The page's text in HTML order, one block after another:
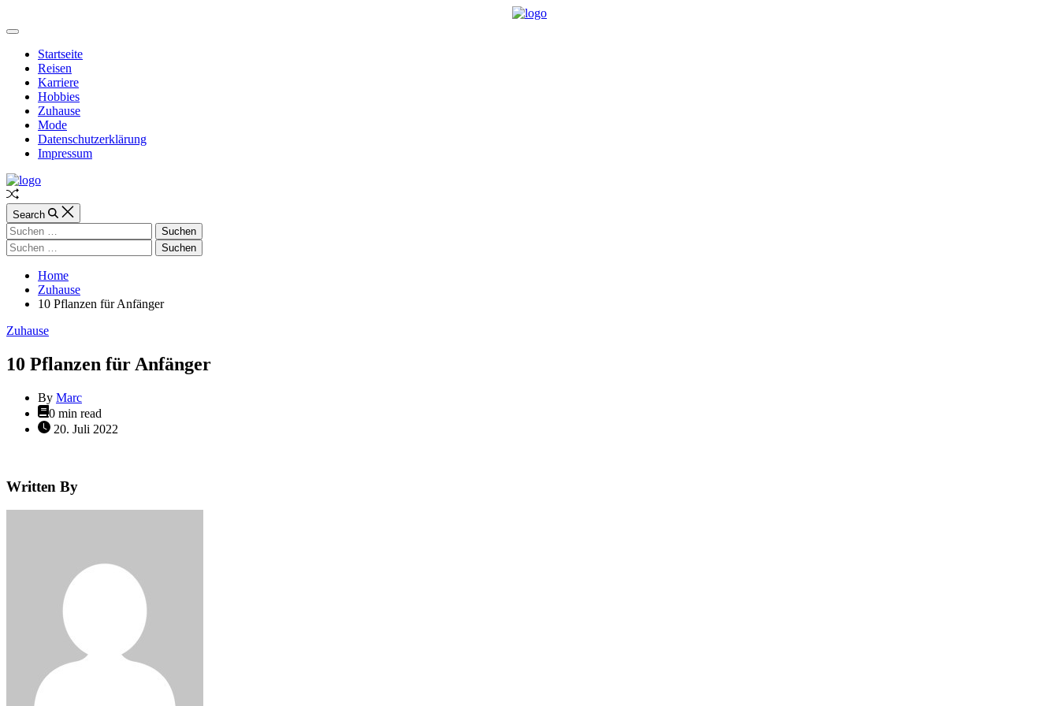
to
Web-
Off
CanvasStartseite
Reisen
Karriere
Hobbies
Zuhause
Mode
Datenschutzerklärung
Impressum
Random
Article
Search
Suchen
nach:
Suchen
nach:
Home
Zuhause
10 Pflanzen für Anfänger
Categories
Zuhause
10 Pflanzen für Anfänger
By Marc
Estimated
read
0 min read
20. Juli 2022
Written By